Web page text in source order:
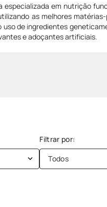
especializada em nutrição
as melhores
de ingredientes
e adoçantes artificiais.
Todos